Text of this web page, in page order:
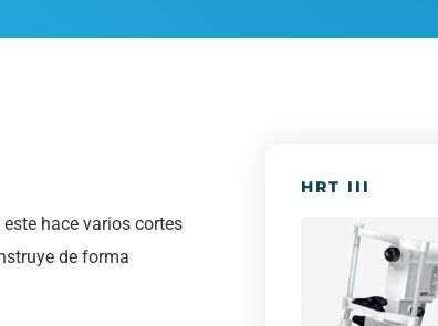
hace varios cortes
de forma
HRT III